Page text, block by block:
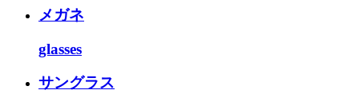
メガネ
glasses
サングラス